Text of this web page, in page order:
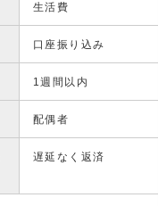
生活費
口座振り込み
1週間以内
配偶者
遅延なく返済